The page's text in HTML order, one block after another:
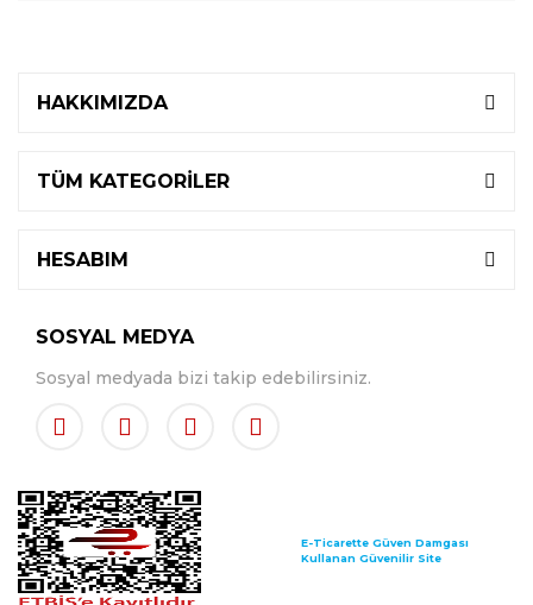
HAKKIMIZDA
TÜM KATEGORİLER
HESABIM
SOSYAL MEDYA
Sosyal medyada bizi takip edebilirsiniz.
E-Ticarette Güven Damgası
Kullanan Güvenilir Site